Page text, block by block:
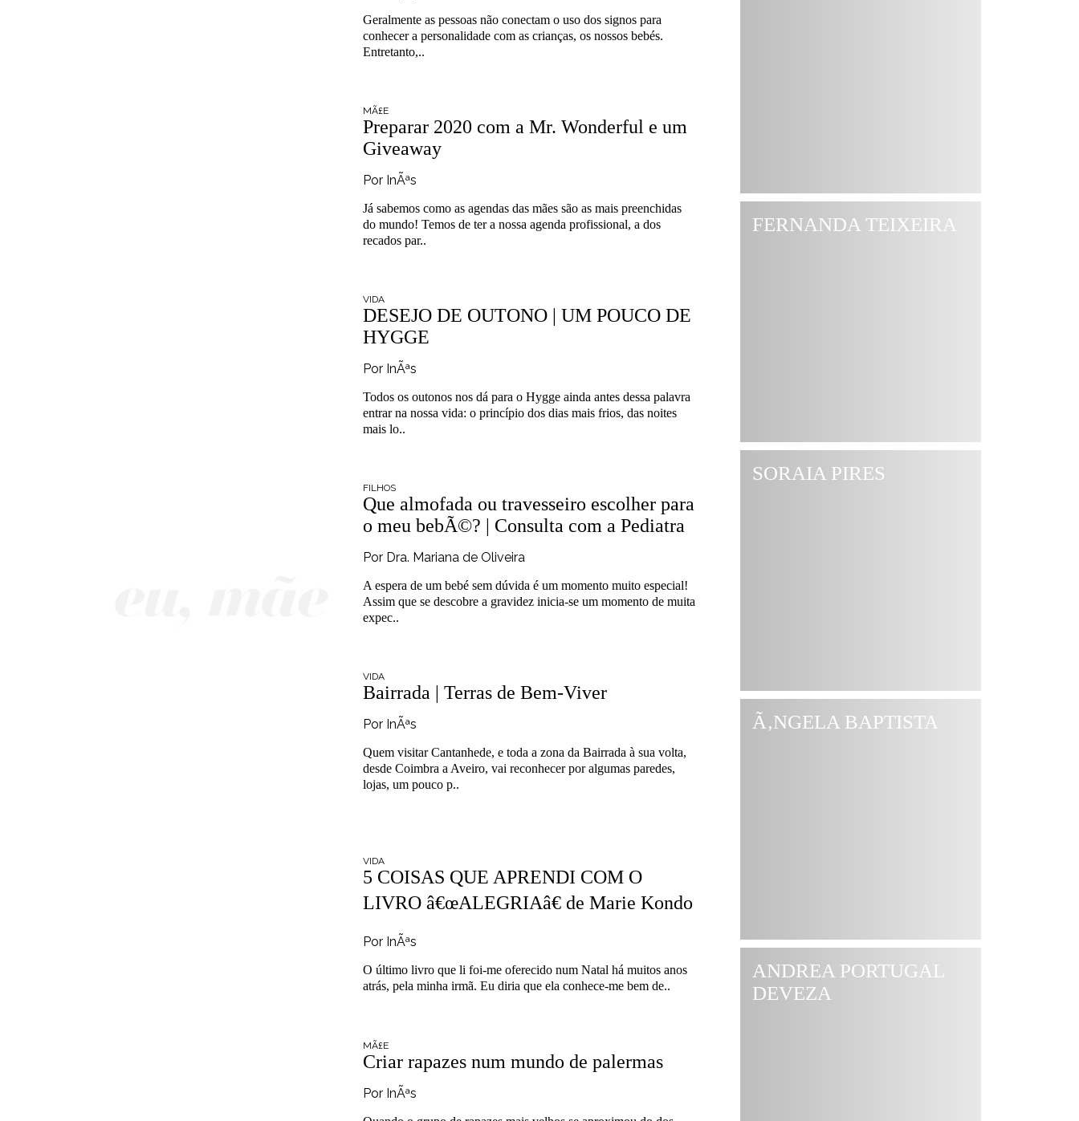
Geralmente as pessoas não conectam o uso dos signos para
conhecer a personalidade com as crianças, os nossos bebés.
Entretanto,..
MÃ£E
Preparar 2020 com a Mr. Wonderful e um
Giveaway
Por InÃªs
Já sabemos como as agendas das mães são as mais preenchidas
do mundo! Temos de ter a nossa agenda profissional, a dos
recados par..
VIDA
DESEJO DE OUTONO | UM POUCO DE
HYGGE
Por InÃªs
Todos os outonos nos dá para o Hygge ainda antes dessa palavra
entrar na nossa vida: o princípio dos dias mais frios, das noites
mais lo..
FILHOS
Que almofada ou travesseiro escolher para
o meu bebÃ©? | Consulta com a Pediatra
Por Dra. Mariana de Oliveira
A espera de um bebé sem dúvida é um momento muito especial!
Assim que se descobre a gravidez inicia-se um momento de muita
expec..
VIDA
Bairrada | Terras de Bem-Viver
Por InÃªs
Quem visitar Cantanhede, e toda a zona da Bairrada à sua volta,
desde Coimbra a Aveiro, vai reconhecer por algumas paredes,
lojas, um pouco p..
VIDA
5 COISAS QUE APRENDI COM O
LIVRO â€œALEGRIAâ€ de Marie Kondo
Por InÃªs
O último livro que li foi-me oferecido num Natal há muitos anos
atrás, pela minha irmã. Eu diria que ela conhece-me bem de..
MÃ£E
Criar rapazes num mundo de palermas
Por InÃªs
FERNANDA TEIXEIRA
SORAIA PIRES
Ã‚NGELA BAPTISTA
ANDREA PORTUGAL
DEVEZA